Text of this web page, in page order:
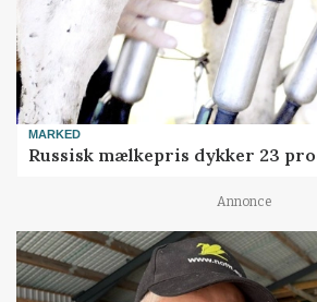
MARKED
Russisk mælkepris dykker 23
Annonce